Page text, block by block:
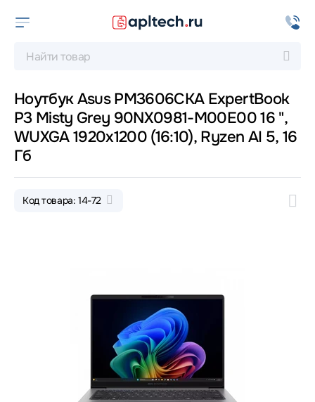
Ноутбук Asus PM3606CKA ExpertBook
P3 Misty Grey 90NX0981-M00E00 16 ",
WUXGA 1920x1200 (16:10), Ryzen AI 5, 16
Гб
Код товара: 14-72